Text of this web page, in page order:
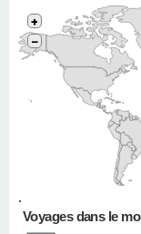
•
+
−
Voyages dans le